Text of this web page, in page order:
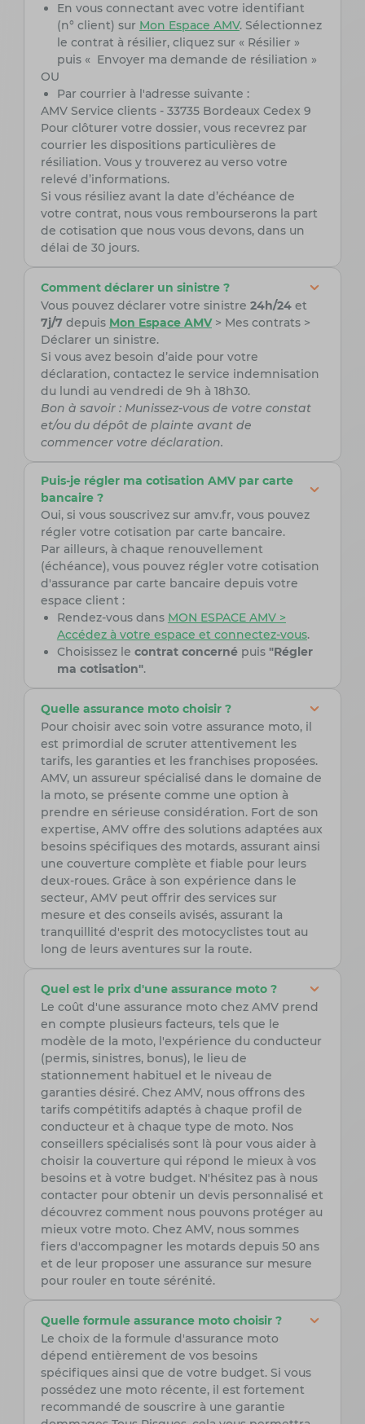
En vous connectant avec votre identifiant
(n° client) sur Mon Espace AMV. Sélectionnez
le contrat à résilier, cliquez sur « Résilier »
puis « Envoyer ma demande de résiliation »
OU
Par courrier à l'adresse suivante :
AMV Service clients - 33735 Bordeaux Cedex 9
Pour clôturer votre dossier, vous recevrez par
courrier les dispositions particulières de
résiliation. Vous y trouverez au verso votre
relevé d’informations.
Si vous résiliez avant la date d’échéance de
votre contrat, nous vous rembourserons la part
de cotisation que nous vous devons, dans un
délai de 30 jours.
Comment déclarer un sinistre ?
Vous pouvez déclarer votre sinistre 24h/24et
7j/7 depuis Mon Espace AMV> Mes contrats >
Déclarer un sinistre.
Si vous avez besoin d’aide pour votre
déclaration, contactez le service indemnisation
du lundi au vendredi de 9h à 18h30.
Bon à savoir : Munissez-vous de votre constat
et/ou du dépôt de plainte avant de
commencer votre déclaration.
Puis-je régler ma cotisation AMV par carte
bancaire ?
Oui, si vous souscrivez sur amv.fr, vous pouvez
régler votre cotisation par carte bancaire.
Par ailleurs, à chaque renouvellement
(échéance), vous pouvez régler votre cotisation
d'assurance par carte bancaire depuis votre
espace client :
Rendez-vous dans MON ESPACE AMV >
Accédez à votre espace et connectez-vous.
Choisissez le contrat concernépuis "Régler
ma cotisation".
Quelle assurance moto choisir ?
Pour choisir avec soin votre assurance moto, il
est primordial de scruter attentivement les
tarifs, les garanties et les franchises proposées.
AMV, un assureur spécialisé dans le domaine de
la moto, se présente comme une option à
prendre en sérieuse considération. Fort de son
expertise, AMV offre des solutions adaptées aux
besoins spécifiques des motards, assurant ainsi
une couverture complète et fiable pour leurs
deux-roues. Grâce à son expérience dans le
secteur, AMV peut offrir des services sur
mesure et des conseils avisés, assurant la
tranquillité d'esprit des motocyclistes tout au
long de leurs aventures sur la route.
Quel est le prix d'une assurance moto ?
Le coût d'une assurance moto chez AMV prend
en compte plusieurs facteurs, tels que le
modèle de la moto, l'expérience du conducteur
(permis, sinistres, bonus), le lieu de
stationnement habituel et le niveau de
garanties désiré. Chez AMV, nous offrons des
tarifs compétitifs adaptés à chaque profil de
conducteur et à chaque type de moto. Nos
conseillers spécialisés sont là pour vous aider à
choisir la couverture qui répond le mieux à vos
besoins et à votre budget. N'hésitez pas à nous
contacter pour obtenir un devis personnalisé et
découvrez comment nous pouvons protéger au
mieux votre moto. Chez AMV, nous sommes
fiers d'accompagner les motards depuis 50 ans
et de leur proposer une assurance sur mesure
pour rouler en toute sérénité.
Quelle formule assurance moto choisir ?
Le choix de la formule d'assurance moto
dépend entièrement de vos besoins
spécifiques ainsi que de votre budget. Si vous
possédez une moto récente, il est fortement
recommandé de souscrire à une garantie